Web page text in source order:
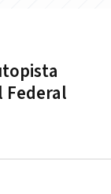
Federal